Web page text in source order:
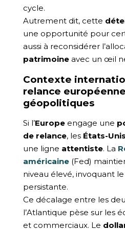
cycle.
Autrement dit, cette
une opportunité pour
aussi à reconsidérer
patrimoineavec un œil
Contexte
relance
géopolitiques
Si l’Europeengage une
de relance, les États-Unis
une ligne attentiste. La
américaine(Fed)
niveau élevé, invoquant
persistante.
Ce décalage entre les
l’Atlantique pèse sur les
et commerciaux. Le